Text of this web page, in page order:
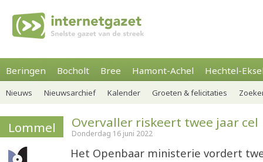
Beringen Bocholt Bree Hamont-Achel Hechtel-
Nieuws Nieuwsarchief Kalender Groeten & felicitaties
Lommel Overvaller riskeert twee jaar cel
Donderdag 16 juni 2022
Het Openbaar ministerie vordert